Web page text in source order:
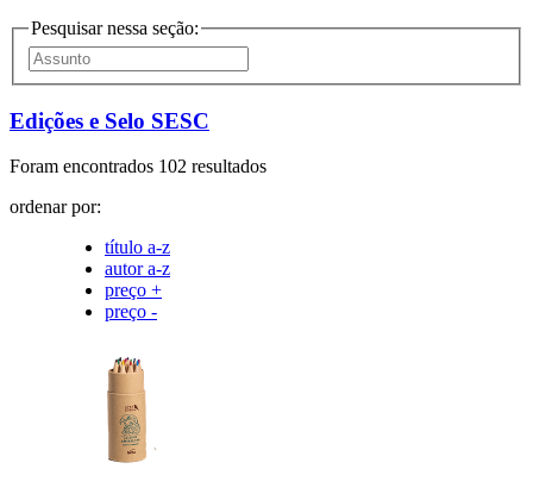
Pesquisar nessa seção:
Edições e Selo SESC
Foram encontrados 102 resultados
ordenar por:
título a-z
autor a-z
preço +
preço -